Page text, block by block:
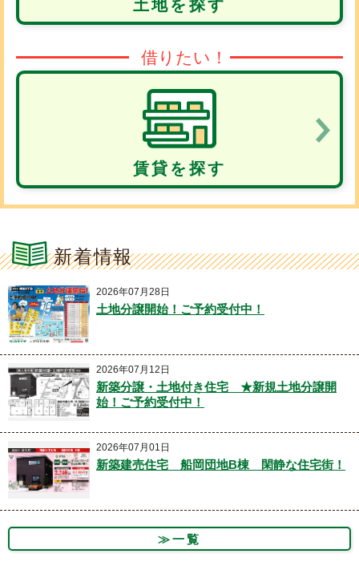
土地を探す
借りたい！
賃貸を探す
新着情報
2026年07月28日
土地分譲開始！ご予約受付中！
2026年07月12日
新築分譲・土地付き住宅 ★新規土地分譲開
始！ご予約受付中！
2026年07月01日
新築建売住宅 船岡団地B棟 閑静な住宅街！
≫一覧